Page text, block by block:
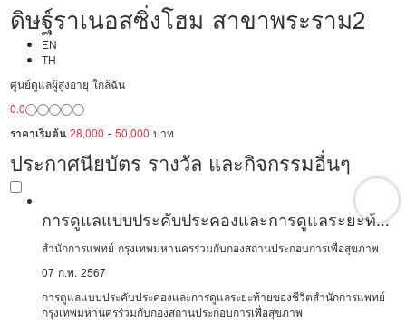
ดิษฐ์ราเนอสซิ่งโฮม สาขาพระราม2
EN
TH
ศูนย์ดูแลผู้สูงอายุ ใกล้ฉัน
0.0
ราคาเริ่มต้น 28,000 -50,000 บาท
ประกาศนียบัตร รางวัล และกิจกรรมอื่นๆ
การดูแลแบบประคับประคองและการดูแลระยะท้าย
ของชีวิต
สำนักการแพทย์ กรุงเทพมหานครร่วมกับกองสถานประกอบการเพื่อสุขภาพ
07 ก.พ. 2567
การดูแลแบบประคับประคองและการดูแลระยะท้ายของชีวิตสำนักการแพทย์
กรุงเทพมหานครร่วมกับกองสถานประกอบการเพื่อสุขภาพ